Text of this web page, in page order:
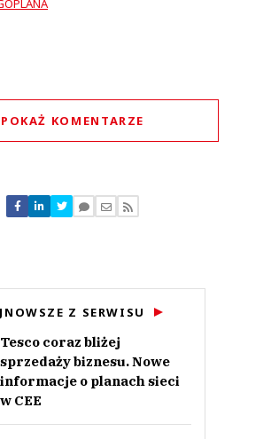
POKAŻ KOMENTARZE
Nie znaleziono komentarzy
swoje komentarze
Z SERWISU
Tesco coraz bliżej
sprzedaży biznesu. Nowe
informacje o planach sieci
w CEE